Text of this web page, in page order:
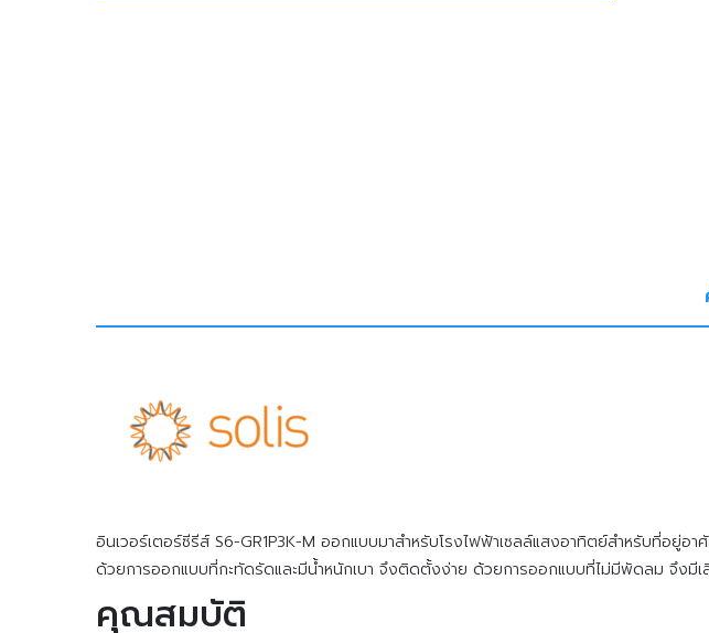
อินเวอร์เตอร์ซีรีส์ S6-GR1P3K-M ออกแบบมาสำหรับโรงไฟฟ้าเซลล์แสงอาทิตย์สำหรับที่อยู่
ด้วยการออกแบบที่กะทัดรัดและมีน้ำหนักเบา จึงติดตั้งง่าย ด้วยการออกแบบที่ไม่มีพัดลม จึงมี
คุณสมบัติ